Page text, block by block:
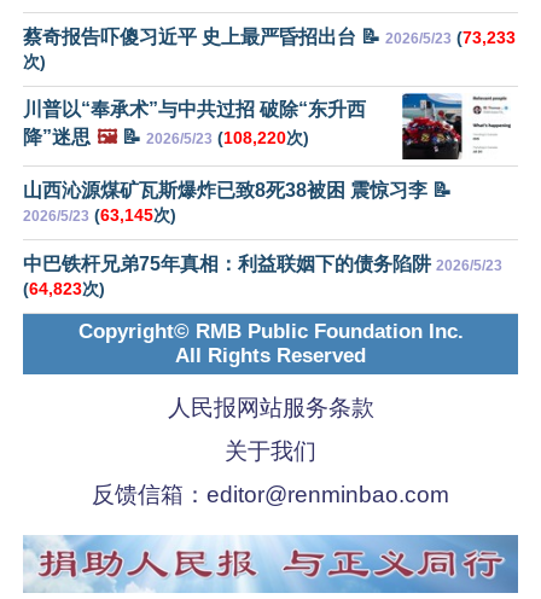
蔡奇报告吓傻习近平 史上最严昏招出台 📝 2026/5/23 (73,233
次)
川普以“奉承术”与中共过招 破除“东升西
降”迷思 🖼️📝 2026/5/23 (108,220次)
山西沁源煤矿瓦斯爆炸已致8死38被困 震惊习李 📝
2026/5/23 (63,145次)
中巴铁杆兄弟75年真相：利益联姻下的债务陷阱 2026/5/23
(64,823次)
Copyright© RMB Public Foundation Inc.
All Rights Reserved
人民报网站服务条款
关于我们
反馈信箱： editor@renminbao.com